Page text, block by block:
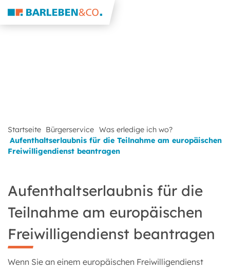
Startseite Bürgerservice Was erledige ich wo?
Aufenthaltserlaubnis für die Teilnahme am europäischen
Freiwilligendienst beantragen
Aufenthaltserlaubnis für die
Teilnahme am europäischen
Freiwilligendienst beantragen
Wenn Sie an einem europäischen Freiwilligendienst